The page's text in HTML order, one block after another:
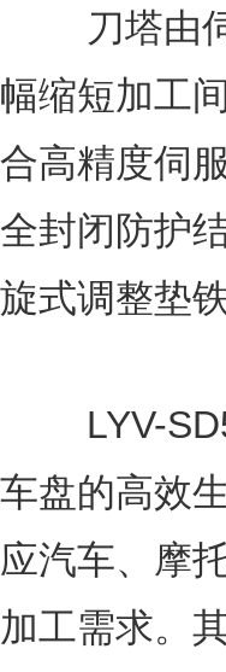
刀塔由伺
幅缩短加工
合高精度伺
全封闭防护
旋式调整垫
LYV-
车盘的高效
应汽车、摩
加工需求。